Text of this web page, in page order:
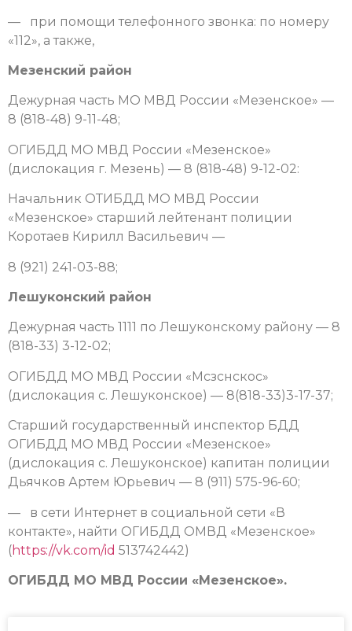
— при помощи телефонного звонка: по номеру
«112», а также,
Мезенский район
Дежурная часть МО МВД России «Мезенское» —
8 (818-48) 9-11-48;
ОГИБДД МО МВД России «Мезенское»
(дислокация г. Мезень) — 8 (818-48) 9-12-02:
Начальник ОТИБДД МО МВД России
«Мезенское» старший лейтенант полиции
Коротаев Кирилл Васильевич —
8 (921) 241-03-88;
Лешуконский район
Дежурная часть 1111 по Лешуконскому району — 8
(818-33) 3-12-02;
ОГИБДД МО МВД России «Мсзснскос»
(дислокация с. Лешуконское) — 8(818-33)3-17-37;
Старший государственный инспектор БДД
ОГИБДД МО МВД России «Мезенское»
(дислокация с. Лешуконское) капитан полиции
Дьячков Артем Юрьевич — 8 (911) 575-96-60;
— в сети Интернет в социальной сети «В
контакте», найти ОГИБДД ОМВД «Мезенское»
(https://vk.com/id 513742442)
ОГИБДД МО МВД России «Мезенское».